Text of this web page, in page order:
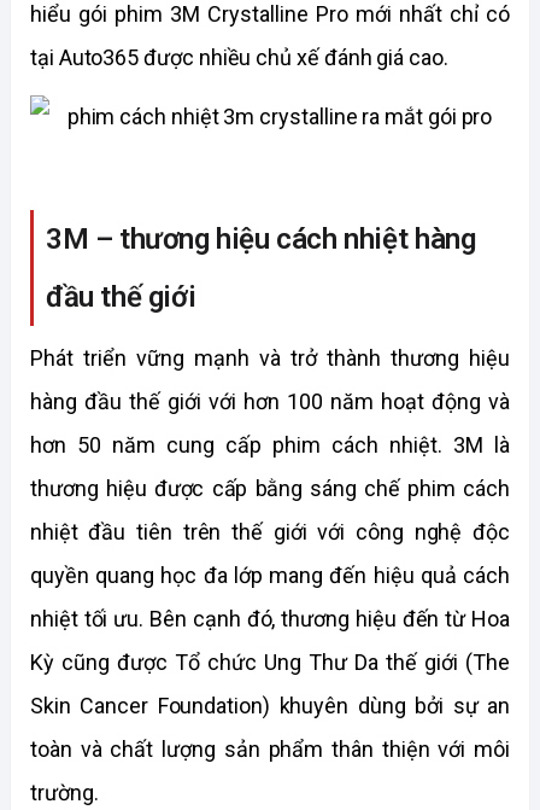
hiểu gói phim 3M Crystalline Pro mới nhất chỉ có
tại Auto365 được nhiều chủ xế đánh giá cao.
3M – thương hiệu cách nhiệt hàng
đầu thế giới
Phát triển vững mạnh và trở thành thương hiệu
hàng đầu thế giới với hơn 100 năm hoạt động và
hơn 50 năm cung cấp phim cách nhiệt. 3M là
thương hiệu được cấp bằng sáng chế phim cách
nhiệt đầu tiên trên thế giới với công nghệ độc
quyền quang học đa lớp mang đến hiệu quả cách
nhiệt tối ưu. Bên cạnh đó, thương hiệu đến từ Hoa
Kỳ cũng được Tổ chức Ung Thư Da thế giới (The
Skin Cancer Foundation) khuyên dùng bởi sự an
toàn và chất lượng sản phẩm thân thiện với môi
trường.